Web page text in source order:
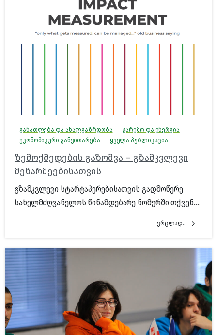
განათლება და ახალგაზრდობა
გარემო და ენერგია
ეკონომიკური განვითარება
ყველა პუბლიკაცია
ზემოქმედების გაზომვა – გზამკვლევი
მეწარმეებისათვის
გზამკვლევი სტარტაპერებისათვის გადმოწერე
სახელმძღვანელოს წინამდებარე ნომერში თქვენ...
ვრცლად...